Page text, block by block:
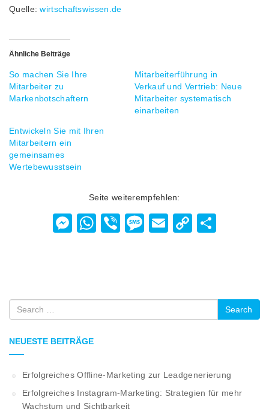
Quelle:wirtschaftswissen.de
Ähnliche Beiträge
So machen Sie Ihre
Mitarbeiter zu
Markenbotschaftern
Mitarbeiterführung in
Verkauf und Vertrieb: Neue
Mitarbeiter systematisch
einarbeiten
Entwickeln Sie mit Ihren
Mitarbeitern ein
gemeinsames
Wertebewusstsein
Seite weiterempfehlen:
Messenger
WhatsApp
ViberMessage
EmailCopy
Search
NEUESTE BEITRÄGE
Erfolgreiches Offline-Marketing zur Leadgenerierung
Erfolgreiches Instagram-Marketing: Strategien für mehr
Wachstum und Sichtbarkeit